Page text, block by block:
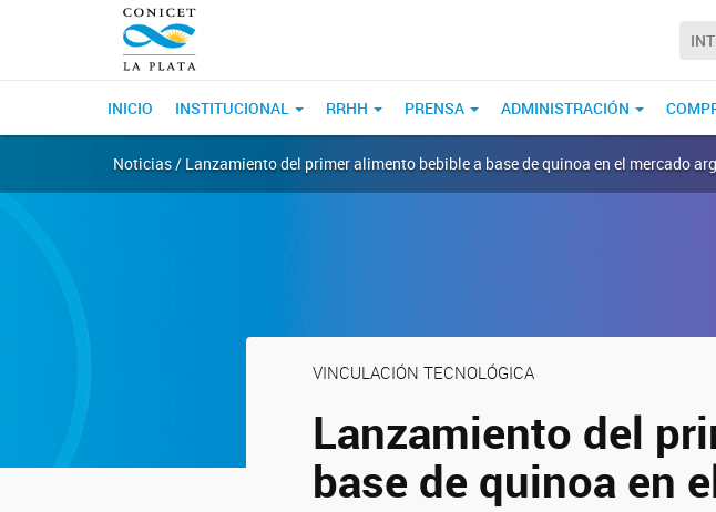
INICIO INSTITUCIONAL RRHH PRENSA ADMINISTRACIÓN
Noticias / Lanzamiento del primer alimento bebible a base de quinoa en el mercado
VINCULACIÓN TECNOLÓGICA
Lanzamiento del
base de quinoa en